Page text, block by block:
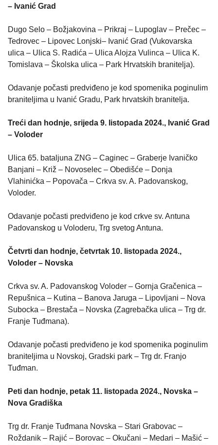
– Ivanić Grad
Dugo Selo – Božjakovina – Prikraj – Lupoglav – Prečec –
Tedrovec – Lipovec Lonjski– Ivanić Grad (Vukovarska
ulica – Ulica S. Radića – Ulica Alojza Vulinca – Ulica K.
Tomislava – Školska ulica – Park Hrvatskih branitelja).
Odavanje počasti predviđeno je kod spomenika poginulim
braniteljima u Ivanić Gradu, Park hrvatskih branitelja.
Treći dan hodnje, srijeda 9. listopada 2024., Ivanić Grad
– Voloder
Ulica 65. bataljuna ZNG – Caginec – Graberje Ivaničko
Banjani – Križ – Novoselec – Obedišće – Donja
Vlahinićka – Popovača – Crkva sv. A. Padovanskog,
Voloder.
Odavanje počasti predviđeno je kod crkve sv. Antuna
Padovanskog u Voloderu, Trg svetog Antuna.
Četvrti dan hodnje, četvrtak 10. listopada 2024.,
Voloder – Novska
Crkva sv. A. Padovanskog Voloder – Gornja Gračenica –
Repušnica – Kutina – Banova Jaruga – Lipovljani – Nova
Subocka – Brestača – Novska (Zagrebačka ulica – Trg dr.
Franje Tuđmana).
Odavanje počasti predviđeno je kod spomenika poginulim
braniteljima u Novskoj, Gradski park – Trg dr. Franjo
Tuđman.
Peti dan hodnje, petak 11. listopada 2024., Novska –
Nova Gradiška
Trg dr. Franje Tuđmana Novska – Stari Grabovac –
Roždanik – Rajić – Borovac – Okučani – Medari – Mašić –